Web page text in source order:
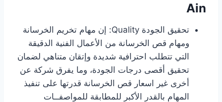
Ain
تحقيق الجودة Quality: إن مهام تخريم الخرسانة
ومهام قص الخرسانة من الأعمال الفنية الدقيقة
التي تتطلب احترافية شديدة وإتقان متناهي لضمان
تحقيق أقصى درجات الجودة، وما يفرق شركة عن
أخرى غير اسعار قص الخرسانة قدرتها على تنفيذ
المهام بالقدر الأكبر للمطابقة للمواصفــات